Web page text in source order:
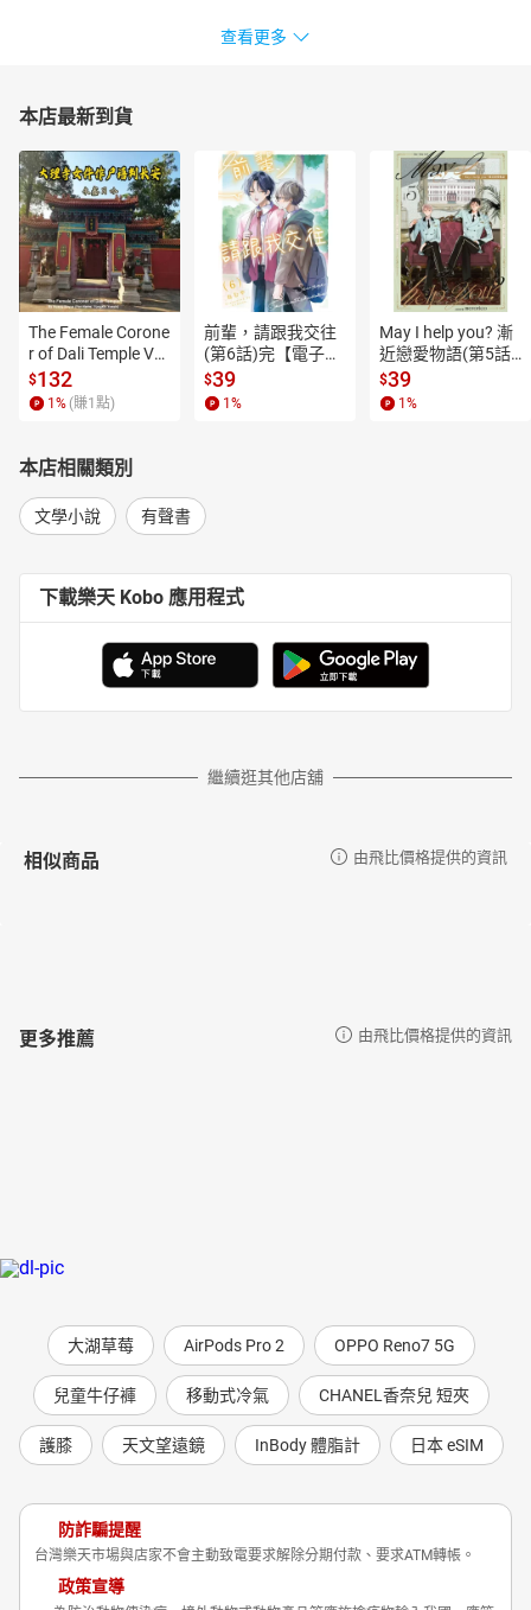
查看更多
本店最新到貨
The Female Corone
r of Dali Temple Vo
l.6【有聲書】
$132
1 % (賺1 點)
前輩，請跟我交往
(第6話)完【電子
書】
$39
1 %
May I help you? 漸
近戀愛物語(第5話)
【電子書】
$39
1 %
本店相關類別
文學小說 有聲書
下載樂天 Kobo 應用程式
繼續逛其他店舖
相似商品 由飛比價格提供的資訊
更多推薦 由飛比價格提供的資訊
大湖草莓 AirPods Pro 2 OPPO Reno7 5G
兒童牛仔褲 移動式冷氣 CHANEL香奈兒 短夾
護膝 天文望遠鏡 InBody 體脂計 日本 eSIM
防詐騙提醒
台灣樂天市場與店家不會主動致電要求解除分期付款、要求ATM轉帳。
政策宣導